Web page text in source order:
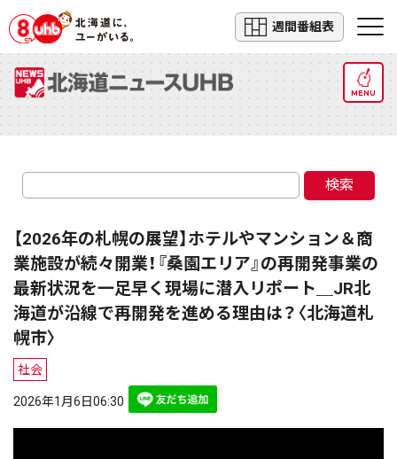
週間番組表
MENU
検索
【2026年の札幌の展望】ホテルやマンション＆商
業施設が続々開業！『桑園エリア』の再開発事業の
最新状況を一足早く現場に潜入リポート＿JR北
海道が沿線で再開発を進める理由は？〈北海道札
幌市〉
社会
2026年1月6日06:30